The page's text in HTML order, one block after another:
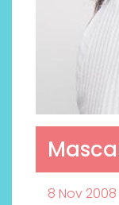
8 Nov 2008